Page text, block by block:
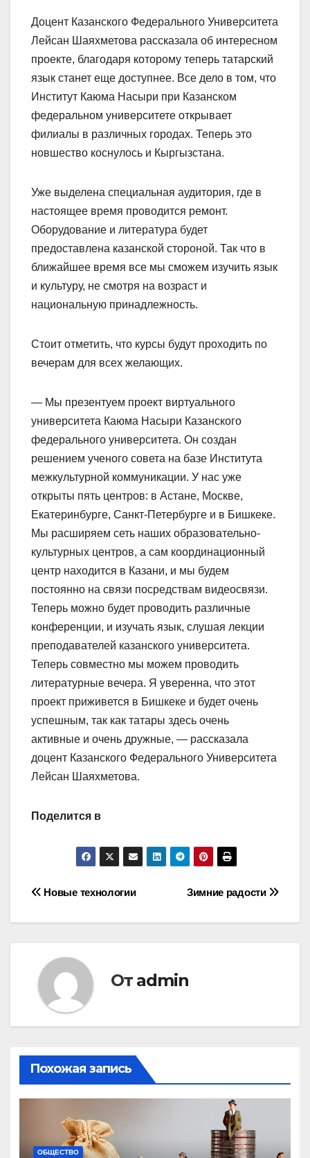
Доцент Казанского Федерального Университета
Лейсан Шаяхметова рассказала об интересном
проекте, благодаря которому теперь татарский
язык станет еще доступнее. Все дело в том, что
Институт Каюма Насыри при Казанском
федеральном университете открывает
филиалы в различных городах. Теперь это
новшество коснулось и Кыргызстана.
Уже выделена специальная аудитория, где в
настоящее время проводится ремонт.
Оборудование и литература будет
предоставлена казанской стороной. Так что в
ближайшее время все мы сможем изучить язык
и культуру, не смотря на возраст и
национальную принадлежность.
Стоит отметить, что курсы будут проходить по
вечерам для всех желающих.
— Мы презентуем проект виртуального
университета Каюма Насыри Казанского
федерального университета. Он создан
решением ученого совета на базе Института
межкультурной коммуникации. У нас уже
открыты пять центров: в Астане, Москве,
Екатеринбурге, Санкт-Петербурге и в Бишкеке.
Мы расширяем сеть наших образовательно-
культурных центров, а сам координационный
центр находится в Казани, и мы будем
постоянно на связи посредствам видеосвязи.
Теперь можно будет проводить различные
конференции, и изучать язык, слушая лекции
преподавателей казанского университета.
Теперь совместно мы можем проводить
литературные вечера. Я уверенна, что этот
проект приживется в Бишкеке и будет очень
успешным, так как татары здесь очень
активные и очень дружные, — рассказала
доцент Казанского Федерального Университета
Лейсан Шаяхметова.
Поделится в
Навигация
по
записям
Зимние радости
Новые технологии
От admin
Похожая запись
ОБЩЕСТВО